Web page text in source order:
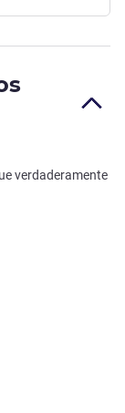
verdaderamente